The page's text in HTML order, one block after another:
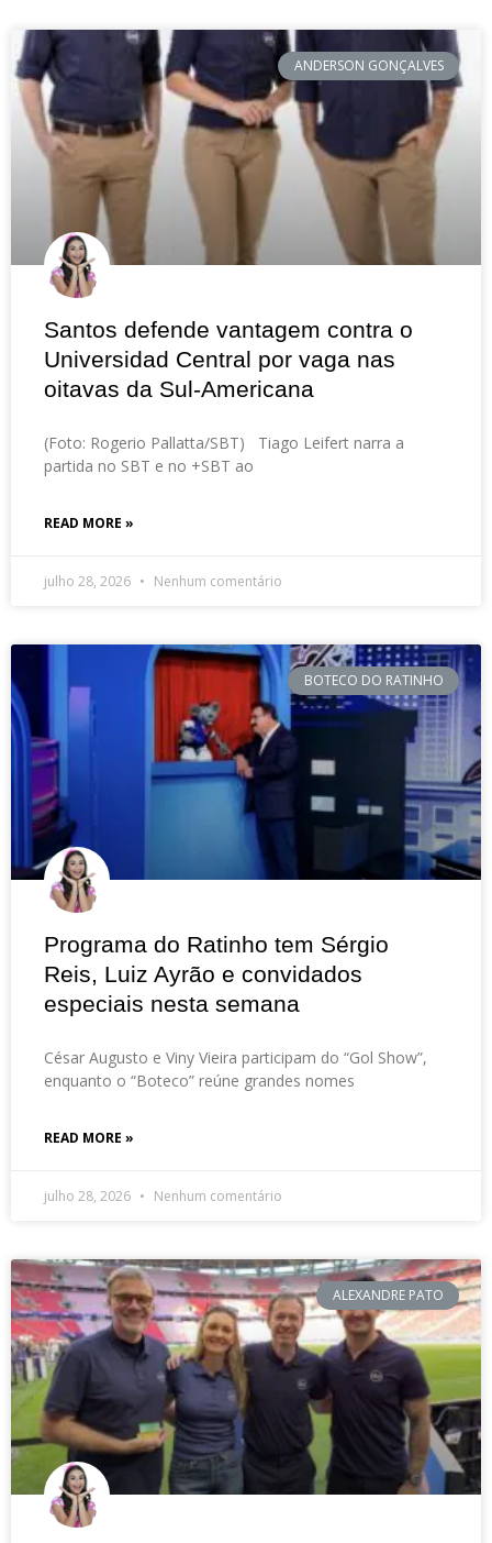
ANDERSON GONÇALVES
Santos defende vantagem contra o
Universidad Central por vaga nas
oitavas da Sul-Americana
(Foto: Rogerio Pallatta/SBT) Tiago Leifert narra a
partida no SBT e no +SBT ao
READ MORE »
julho 28, 2026 Nenhum comentário
BOTECO DO RATINHO
Programa do Ratinho tem Sérgio
Reis, Luiz Ayrão e convidados
especiais nesta semana
César Augusto e Viny Vieira participam do “Gol Show”,
enquanto o “Boteco” reúne grandes nomes
READ MORE »
julho 28, 2026 Nenhum comentário
ALEXANDRE PATO